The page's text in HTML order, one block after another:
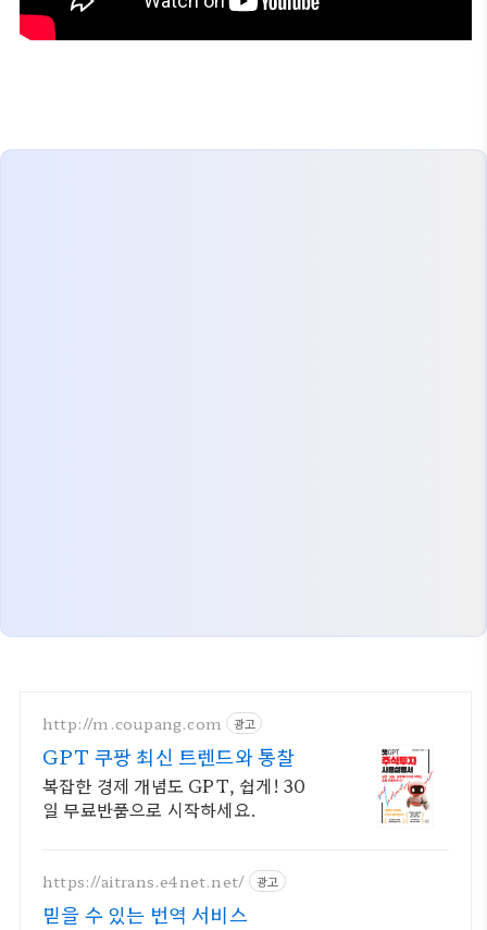
http://m.coupang.com 광고
GPT 쿠팡 최신 트렌드와 통찰
복잡한 경제 개념도 GPT, 쉽게! 30
일 무료반품으로 시작하세요.
https://aitrans.e4net.net/ 광고
믿을 수 있는 번역 서비스